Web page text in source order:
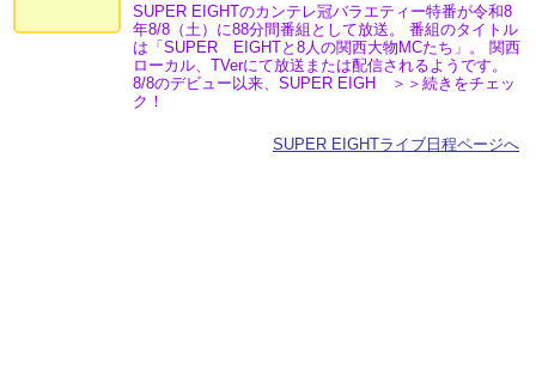
SUPER EIGHTのカンテレ冠バラエティー特番が令和8
年8/8（土）に88分間番組として放送。 番組のタイトル
は「SUPER EIGHTと8人の関西大物MCたち」。 関西
ローカル、TVerにて放送または配信されるようです。
8/8のデビュー以来、SUPER EIGH ＞＞続きをチェッ
ク！
SUPER EIGHTライブ日程ページへ